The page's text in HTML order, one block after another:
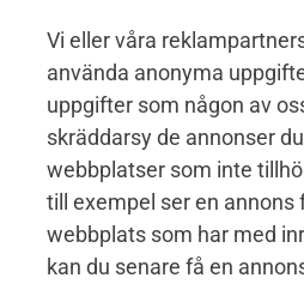
Vi eller våra
använda anonyma
uppgifter som någon av
skräddarsy de annonser
webbplatser som inte
till exempel ser en annons
webbplats som har med
kan du senare få en